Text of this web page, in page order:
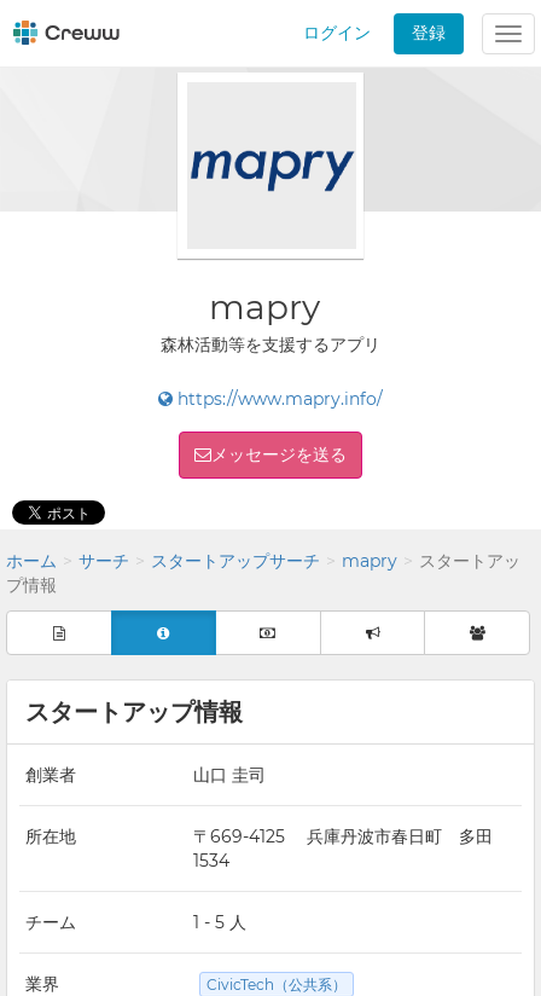
ログイン 登録
mapry
森林活動等を支援するアプリ
https://www.mapry.info/
メッセージを送る
ホーム サーチ スタートアップサーチ mapry
スタートアッ
プ情報
スタートアップ情報
創業者 山口 圭司
所在地
〒669-4125 兵庫丹波市春日町 多田
1534
チーム 1 - 5 人
業界 CivicTech（公共系）